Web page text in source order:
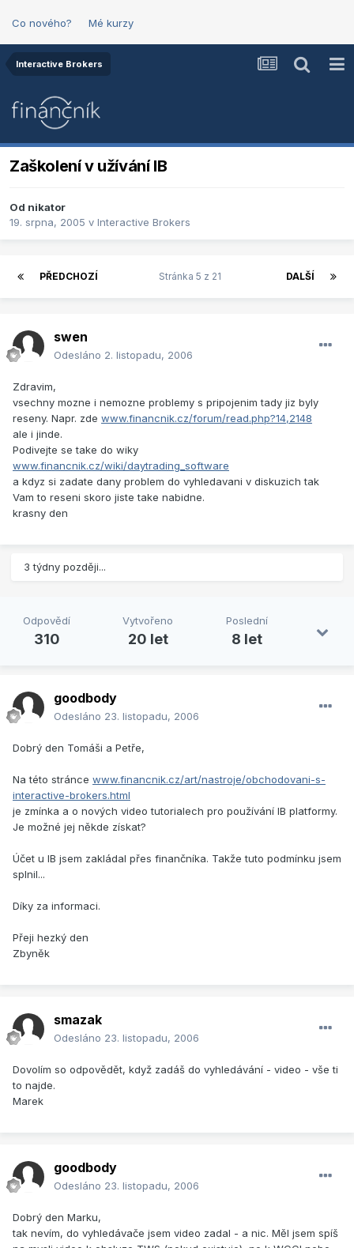
Co nového? Mé kurzy
Interactive Brokers
Zaškolení v užívání IB
Od nikator
19. srpna, 2005 v Interactive Brokers
PŘEDCHOZÍ DALŠÍ
Stránka 5 z 21
swen
Odesláno 2. listopadu, 2006
Zdravim,
vsechny mozne i nemozne problemy s pripojenim tady jiz byly
reseny. Napr. zde www.financnik.cz/forum/read.php?14,2148
ale i jinde.
Podivejte se take do wiky
www.financnik.cz/wiki/daytrading_software
a kdyz si zadate dany problem do vyhledavani v diskuzich tak
Vam to reseni skoro jiste take nabidne.
krasny den
3 týdny později...
Odpovědí
310
Vytvořeno
20 let
Poslední
8 let
goodbody
Odesláno 23. listopadu, 2006
Dobrý den Tomáši a Petře,
Na této stránce www.financnik.cz/art/nastroje/obchodovani-s-
interactive-brokers.html
je zmínka a o nových video tutorialech pro používání IB platformy.
Je možné jej někde získat?
Účet u IB jsem zakládal přes finančníka. Takže tuto podmínku jsem
splnil...
Díky za informaci.
Přeji hezký den
Zbyněk
smazak
Odesláno 23. listopadu, 2006
Dovolím so odpovědět, když zadáš do vyhledávání - video - vše ti
to najde.
Marek
goodbody
Odesláno 23. listopadu, 2006
Dobrý den Marku,
tak nevím, do vyhledávače jsem video zadal - a nic. Měl jsem spíš